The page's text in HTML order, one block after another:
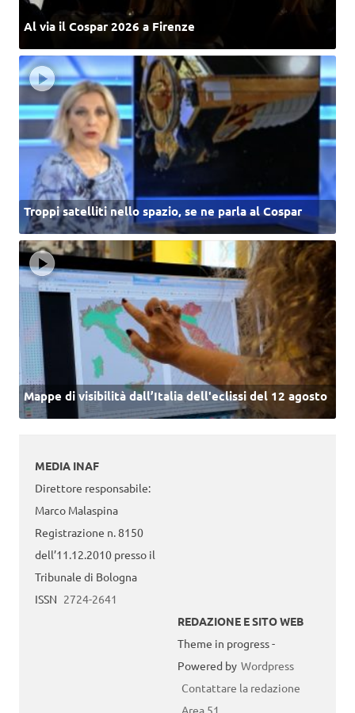
Al via il Cospar 2026 a Firenze
Troppi satelliti nello spazio, se ne parla al Cospar
Mappe di visibilità dall’Italia dell'eclissi del 12 agosto
MEDIA INAF
Direttore responsabile:
Marco Malaspina
Registrazione n. 8150
dell’11.12.2010 presso il
Tribunale di Bologna
ISSN 2724-2641
REDAZIONE E SITO WEB
Theme in progress -
Powered by Wordpress
Contattare la redazione
Area 51